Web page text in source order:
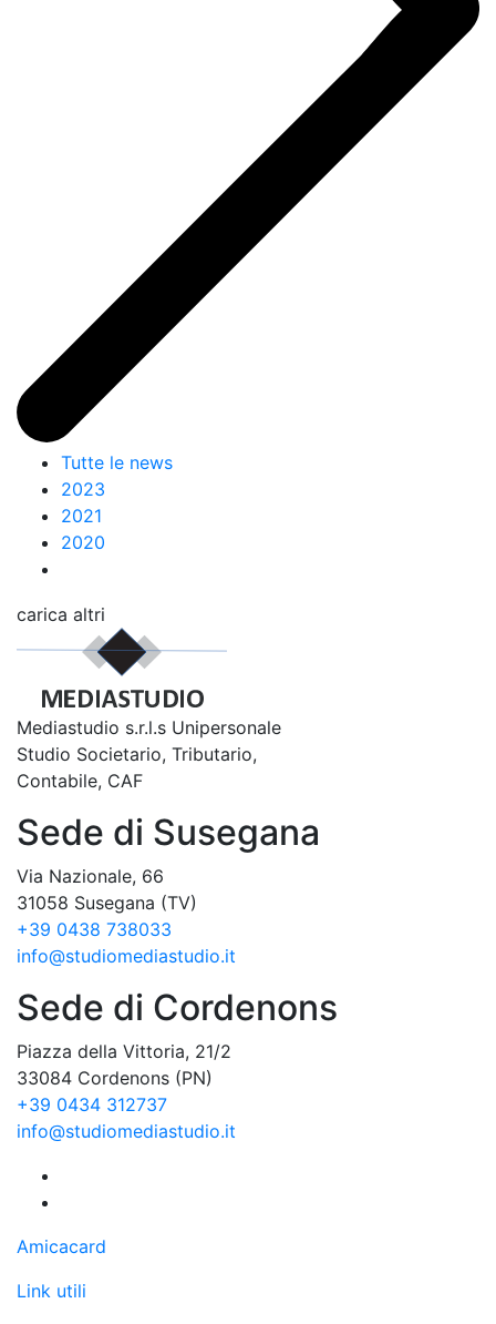
Tutte le news
2023
2021
2020
carica altri
Mediastudio s.r.l.s Unipersonale
Studio Societario, Tributario,
Contabile, CAF
Sede di Susegana
Via Nazionale, 66
31058 Susegana (TV)
+39 0438 738033
info@studiomediastudio.it
Sede di Cordenons
Piazza della Vittoria, 21/2
33084 Cordenons (PN)
+39 0434 312737
info@studiomediastudio.it
Amicacard
Link utili